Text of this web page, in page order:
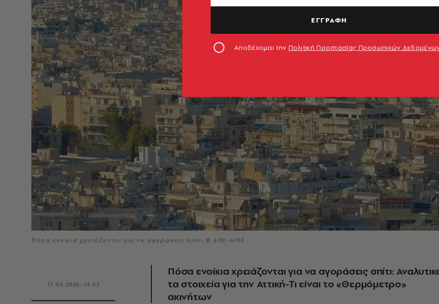
Πόσα ενοίκια χρειάζονται για να αγοράσεις σπίτι © ΑΠΕ-ΜΠΕ
17.03.2026, 14:52
Πόσα ενοίκια χρειάζονται για να αγοράσεις σπίτι:
τα στοιχεία για την Αττική-Τι είναι το «Θερμόμετρο»
ακινήτων
ΕΓΓΡΑΦΗ
Αποδέχομαι την Πολιτική Προστασίας Προσωπικών